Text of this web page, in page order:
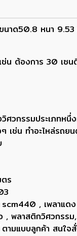
หนา 9.53 มิ
น ต้องการ 30 เ
กรรมประเภทหนึ่
เช่น ทำอะไหล่ร
ร
, เพลา
พลาสติกวิศวกร
ตามแบบลูกค้า ส